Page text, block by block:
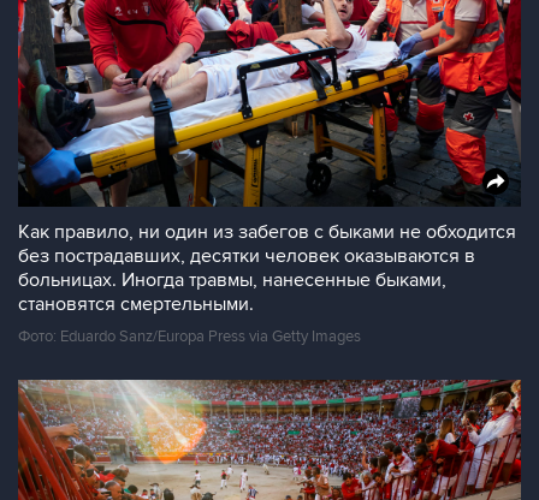
Как правило, ни один из забегов с быками не обходится
без пострадавших, десятки человек оказываются в
больницах. Иногда травмы, нанесенные быками,
становятся смертельными.
Фото: Eduardo Sanz/Europa Press via Getty Images